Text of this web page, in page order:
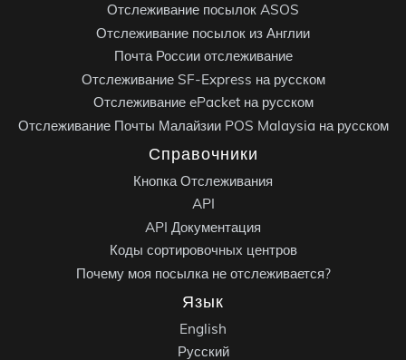
Отслеживание посылок ASOS
Отслеживание посылок из Англии
Почта России отслеживание
Отслеживание SF-Express на русском
Отслеживание ePacket на русском
Отслеживание Почты Малайзии POS Malaysia на русском
Справочники
Кнопка Отслеживания
API
API Документация
Коды сортировочных центров
Почему моя посылка не отслеживается?
Язык
English
Русский